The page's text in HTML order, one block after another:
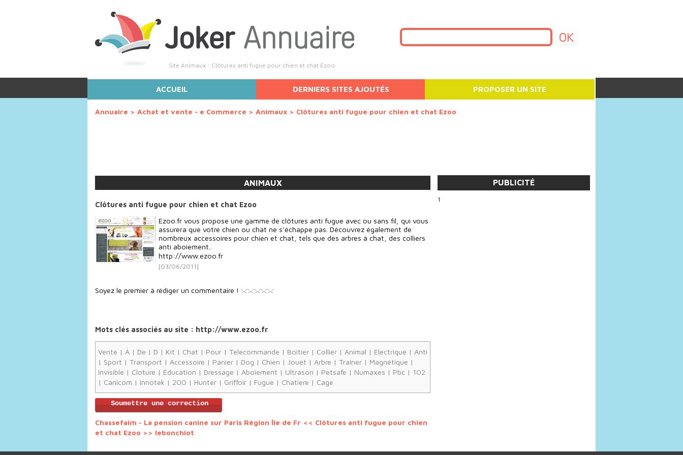
Site Animaux : Clôtures anti fugue pour chien et chat Ezoo
ANIMAUX
ACCUEIL DERNIERS SITES AJOUTÉS PROPOSER UN SITE
Annuaire > Achat et vente - e Commerce > Animaux > Clôtures anti fugue pour chien et chat Ezoo
Clôtures anti fugue pour chien et chat Ezoo
Ezoo.fr vous propose une gamme de clôtures anti fugue avec ou sans fil, qui vous
assurera que votre chien ou chat ne s'échappe pas. Découvrez également de
nombreux accessoires pour chien et chat, tels que des arbres à chat, des colliers
anti aboiement..
http://www.ezoo.fr
[03/06/2011]
Soyez le premier à rédiger un commentaire !
Mots clés associés au site : http://www.ezoo.fr
Vente | À | De | D | Kit | Chat | Pour | Telecommande | Boitier | Collier | Animal | Electrique | Anti
| Sport | Transport | Accessoire | Panier | Dog | Chien | Jouet | Arbre | Trainer | Magnétique |
Invisible | Cloture | Éducation | Dressage | Aboiement | Ultrason | Petsafe | Numaxes | Pbc | 102
| Canicom | Innotek | 200 | Hunter | Griffoir | Fugue | Chatiere | Cage
Soumettre une correction
Chassefaim - La pension canine sur Paris Région Île de Fr << Clôtures anti fugue pour chien
et chat Ezoo >> lebonchiot
PUBLICITÉ
1